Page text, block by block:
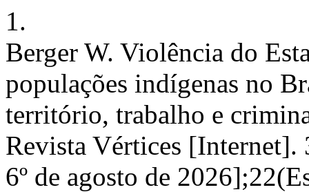
1.
Berger W. Violência do
populações indígenas no
território, trabalho e
Revista Vértices [Internet].
6º de agosto de